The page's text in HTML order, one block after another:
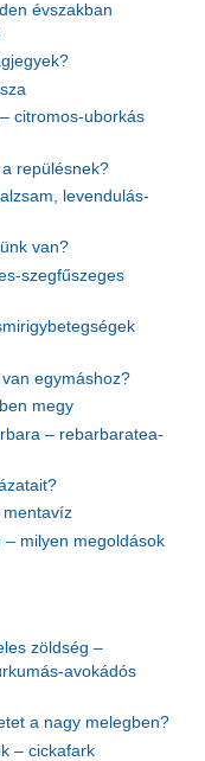
évszakban
citromos-uborkás
repülésnek?
levendulás-
van?
szegfűszeges
egymáshoz?
megy
– rebarbaratea-
mentavíz
– milyen megoldások
zöldség –
avokádós
a nagy melegben?
– cickafark